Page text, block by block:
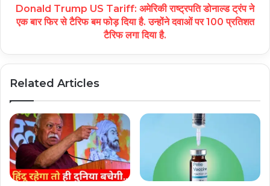
Donald Trump US Tariff: अमेरिकी राष्ट्रपति डोनाल्ड ट्रंप ने
एक बार फिर से टैरिफ बम फोड़ दिया है. उन्होंने दवाओं पर 100 प्रतिशत
टैरिफ लगा दिया है.
Related Articles